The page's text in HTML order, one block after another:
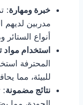
خبرة ومهارة:
مدربين لديهم
أنواع الستائر
استخدام مواد
المحترفة
للبيئة، مما
نتائج مضمونة: